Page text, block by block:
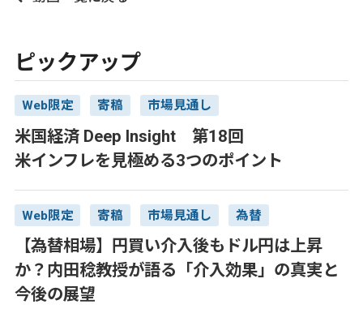
ピックアップ
Web限定 寄稿 市場見通し
米国経済 Deep Insight 第18回
米インフレを見極める3つのポイント
Web限定 寄稿 市場見通し 為替
【為替相場】円買い介入後もドル円は上昇
か？内田稔教授が語る「介入効果」の真実と
今後の展望